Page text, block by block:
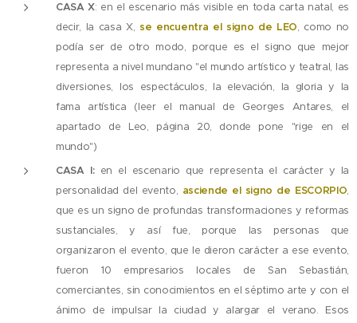
CASA X: en el escenario más visible en toda carta natal, es
decir, la casa X, se encuentra el signo de LEO, como no
podía ser de otro modo, porque es el signo que mejor
representa a nivel mundano "el mundo artístico y teatral, las
diversiones, los espectáculos, la elevación, la gloria y la
fama artística (leer el manual de Georges Antares, el
apartado de Leo, página 20, donde pone "rige en el
mundo")
CASA I:en el escenario que representa el carácter y la
personalidad del evento, asciende el signo de ESCORPIO,
que es un signo de profundas transformaciones y reformas
sustanciales, y así fue, porque las personas que
organizaron el evento, que le dieron carácter a ese evento,
fueron 10 empresarios locales de San Sebastián,
comerciantes, sin conocimientos en el séptimo arte y con el
ánimo de impulsar la ciudad y alargar el verano. Esos